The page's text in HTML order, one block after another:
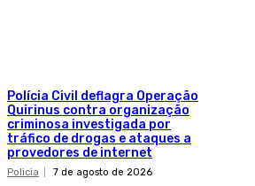
Polícia Civil deflagra Operação
Quirinus contra organização
criminosa investigada por
tráfico de drogas e ataques a
provedores de internet
Policia 7 de agosto de 2026